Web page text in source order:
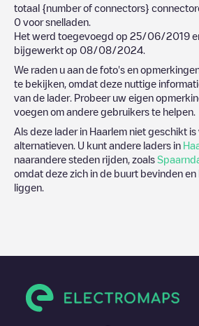
totaal {number of connectors}
0 voor snelladen.
Het werd toegevoegd op 25/06/2019
bijgewerkt op 08/08/2024
We raden u aan de foto's en
te bekijken, omdat deze nuttige
van de lader. Probeer uw eigen
voegen om andere gebruikers te helpen.
Als deze lader in Haarlem niet geschikt is
alternatieven. U kunt andere laders in
naarandere steden rijden, zoals
omdat deze zich in de buurt bevinden en
liggen.